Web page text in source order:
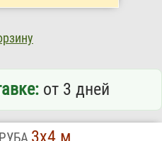
от 3 дней
3х4 м